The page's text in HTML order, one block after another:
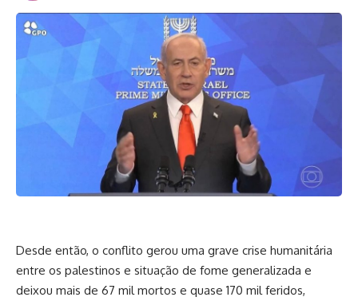
Desde então, o conflito gerou uma grave crise humanitária
entre os palestinos e situação de fome generalizada e
deixou mais de 67 mil mortos e quase 170 mil feridos,